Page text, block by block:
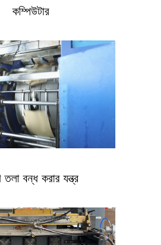
কম্পিউটার
তলা বন্ধ করার যন্ত্র